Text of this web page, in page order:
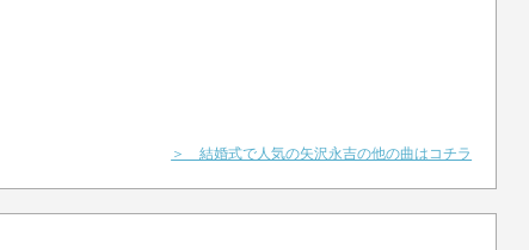
＞ 結婚式で人気の矢沢永吉の他の曲はコチラ